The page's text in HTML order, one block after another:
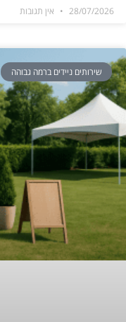
28/07/2026 אין תגובות
שירותים ניידים ברמה גבוהה